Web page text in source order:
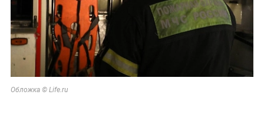
Обложка © Life.ru